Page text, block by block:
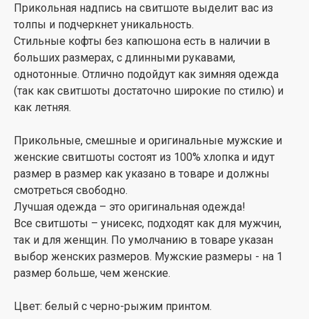
Прикольная надпись на свитшоте выделит вас из
толпы и подчеркнет уникальность.
Стильные кофты без капюшона есть в наличии в
больших размерах, с длинными рукавами,
однотонные. Отлично подойдут как зимняя одежда
(так как свитшоты достаточно широкие по стилю) и
как летняя.
Прикольные, смешные и оригинальные мужские и
женские свитшоты состоят из 100% хлопка и идут
размер в размер как указано в товаре и должны
смотреться свободно.
Лучшая одежда – это оригинальная одежда!
Все свитшоты – унисекс, подходят как для мужчин,
так и для женщин. По умолчанию в товаре указан
выбор женских размеров. Мужские размеры - на 1
размер больше, чем женские.
Цвет: белый c черно-рыжим принтом.